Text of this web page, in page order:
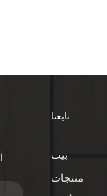
تابعنا
بيت
منتجات